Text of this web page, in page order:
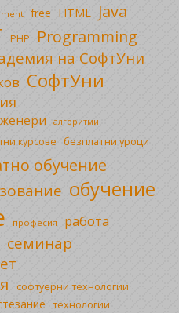
free HTML Java
PHP Programming
на СофтУни
СофтУни
алгоритми
курсове безплатни уроци
обучение
обучение
професия работа
семинар
софтуерни технологии
технологии